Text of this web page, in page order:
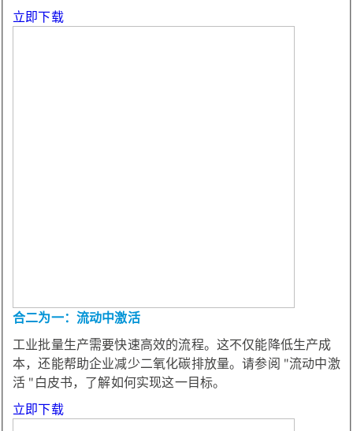
立即下载
合二为一：流动中激活
工业批量生产需要快速高效的流程。这不仅能降低生产成
本，还能帮助企业减少二氧化碳排放量。请参阅 "流动中激
活 "白皮书，了解如何实现这一目标。
立即下载